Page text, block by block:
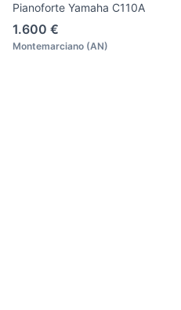
Pianoforte Yamaha C110A
1.600 €
Montemarciano (AN)